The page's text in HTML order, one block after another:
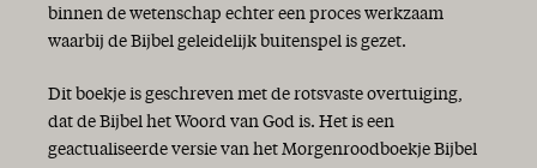
binnen de wetenschap echter een proces werkzaam
waarbij de Bijbel geleidelijk buitenspel is gezet.
Dit boekje is geschreven met de rotsvaste overtuiging,
dat de Bijbel het Woord van God is. Het is een
geactualiseerde versie van het Morgenroodboekje Bijbel